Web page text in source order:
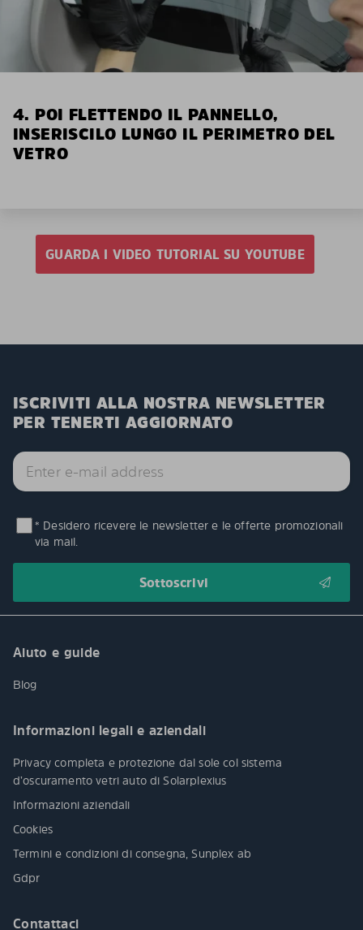
4. POI FLETTENDO IL PANNELLO,
INSERISCILO LUNGO IL PERIMETRO DEL
VETRO
GUARDA I VIDEO TUTORIAL SU YOUTUBE
ISCRIVITI ALLA NOSTRA NEWSLETTER
PER TENERTI AGGIORNATO
* Desidero ricevere le newsletter e le offerte promozionali
via mail.
Aiuto e guide
Blog
Informazioni legali e aziendali
Privacy completa e protezione dal sole col sistema
d’oscuramento vetri auto di Solarplexius
Informazioni aziendali
Cookies
Termini e condizioni di consegna, Sunplex ab
Gdpr
Contattaci